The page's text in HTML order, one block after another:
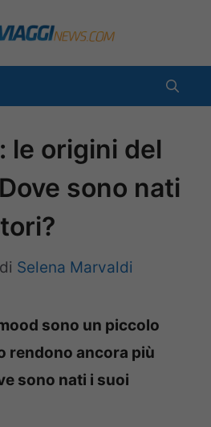
le origini del
sono nati
di Selena Marvaldi
sono un piccolo
rendono ancora più
sono nati i suoi